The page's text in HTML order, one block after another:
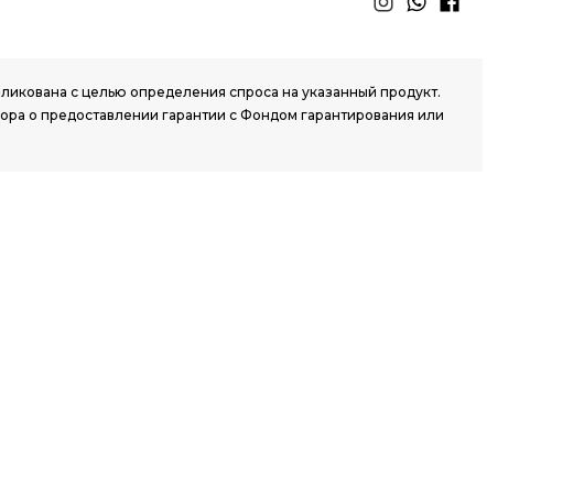
с целью определения спроса на указанный продукт.
о предоставлении гарантии с Фондом гарантирования или